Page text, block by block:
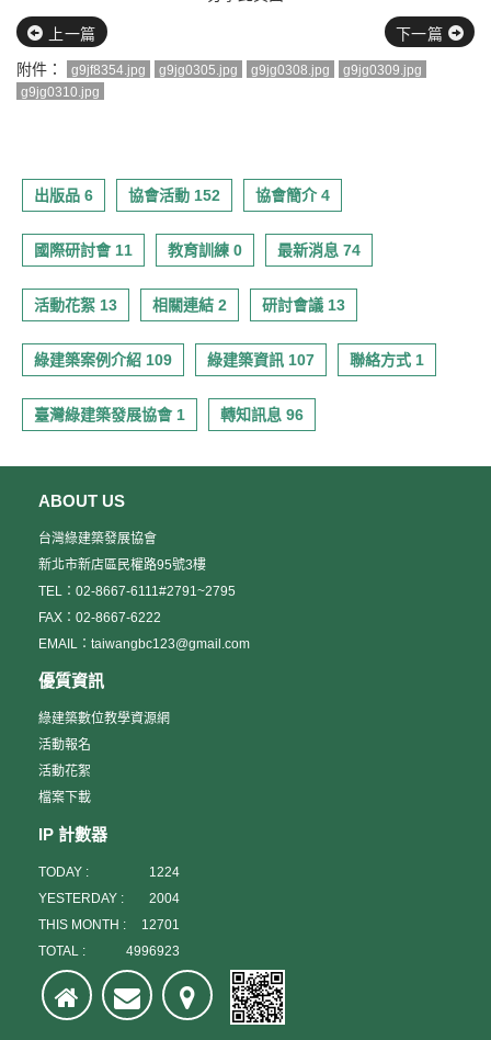
上一篇
下一篇
附件：
g9jf8354.jpg g9jg0305.jpg g9jg0308.jpg
g9jg0309.jpg
g9jg0310.jpg
出版品 6 協會活動 152 協會簡介 4
國際研討會 11 教育訓練 0 最新消息 74
活動花絮 13 相關連結 2 研討會議 13
綠建築案例介紹 109 綠建築資訊 107 聯絡方式 1
臺灣綠建築發展協會 1 轉知訊息 96
ABOUT US
台灣綠建築發展協會
新北市新店區民權路95號3樓
TEL：02-8667-6111#2791~2795
FAX：02-8667-6222
EMAIL：taiwangbc123@gmail.com
優質資訊
綠建築數位教學資源網
活動報名
活動花絮
檔案下載
IP 計數器
TODAY :
1224
YESTERDAY :
2004
THIS MONTH :
12701
TOTAL :
4996923